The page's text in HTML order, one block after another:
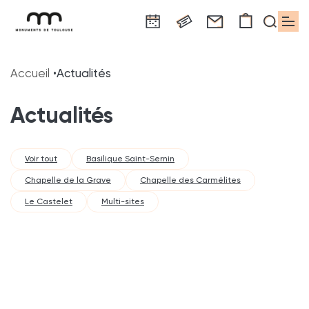
à
Accueil Actualités
Actualités
Voir tout Basilique Saint-Sernin
Chapelle de la Grave Chapelle des Carmélites
Le Castelet Multi-sites